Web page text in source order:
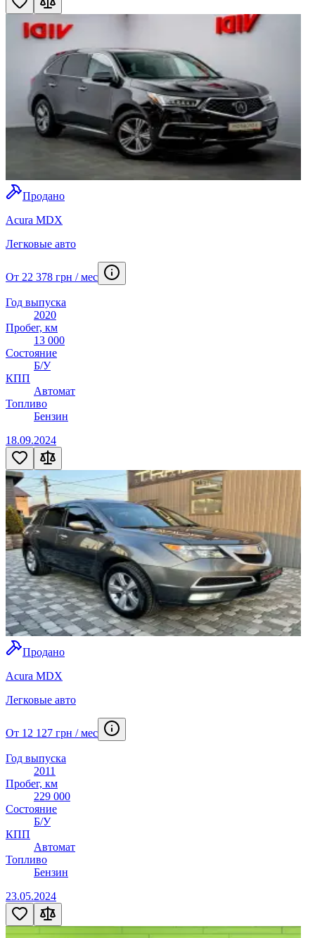
Продано
Acura MDX
Легковые авто
От 22 378 грн / мес
Год выпуска
2020
Пробег, км
13 000
Состояние
Б/У
КПП
Автомат
Топливо
Бензин
18.09.2024
Продано
Acura MDX
Легковые авто
От 12 127 грн / мес
Год выпуска
2011
Пробег, км
229 000
Состояние
Б/У
КПП
Автомат
Топливо
Бензин
23.05.2024